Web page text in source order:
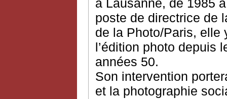
à Lausanne, de 1985
poste de directrice de
de la Photo/Paris, elle
l’édition photo depuis
années 50.
Son intervention
et la photographie